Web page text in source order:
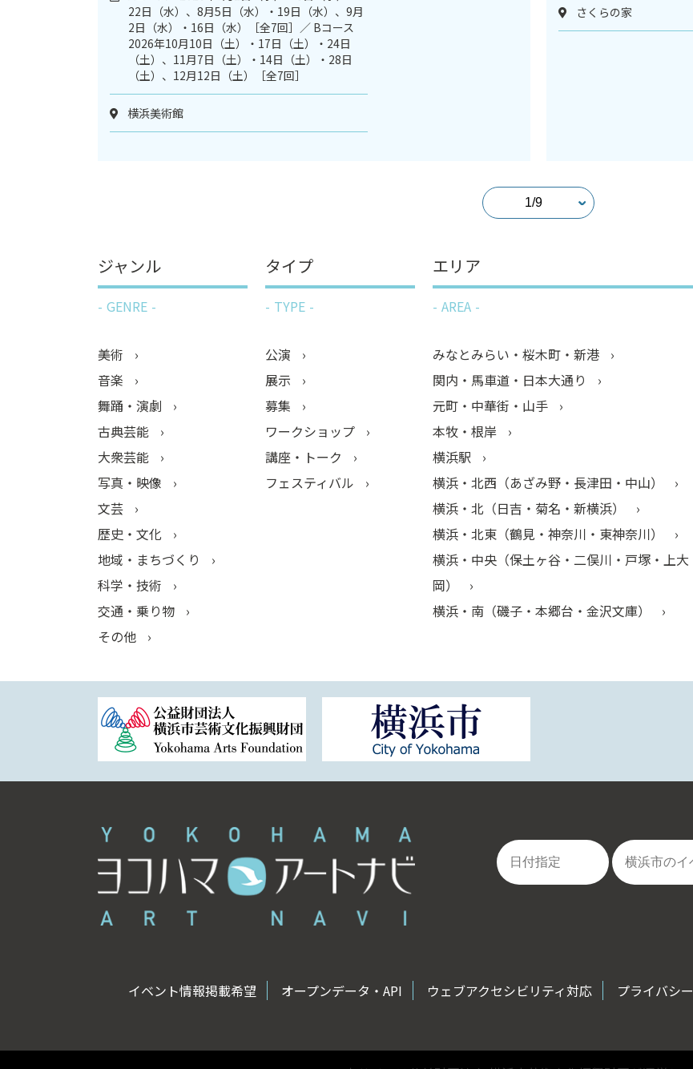
22日（水）、8月5日（水）・19日（水）、9月
2日（水）・16日（水）［全7回］／ Bコース
2026年10月10日（土）・17日（土）・24日
（土）、11月7日（土）・14日（土）・28日
（土）、12月12日（土）［全7回］
横浜美術館
さくらの家
ジャンル
GENRE
美術
音楽
舞踊・演劇
古典芸能
大衆芸能
写真・映像
文芸
歴史・文化
地域・まちづくり
科学・技術
交通・乗り物
その他
タイプ
TYPE
公演
展示
募集
ワークショップ
講座・トーク
フェスティバル
エリア
AREA
みなとみらい・桜木町・新港
関内・馬車道・日本大通り
元町・中華街・山手
本牧・根岸
横浜駅
横浜・北西（あざみ野・長津田・中山）
横浜・北（日吉・菊名・新横浜）
横浜・北東（鶴見・神奈川・東神奈川）
横浜・中央（保土ヶ谷・二俣川・戸塚・上大
岡）
横浜・南（磯子・本郷台・金沢文庫）
イベント情報掲載希望 オープンデータ・API ウェブアクセシビリティ対応 プライバシ